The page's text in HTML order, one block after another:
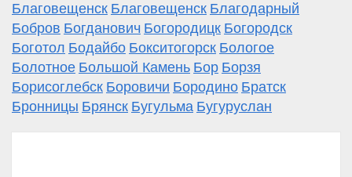
Благовещенск Благовещенск Благодарный
Бобров Богданович Богородицк Богородск
Боготол Бодайбо Бокситогорск Бологое
Болотное Большой Камень Бор Борзя
Борисоглебск Боровичи Бородино Братск
Бронницы Брянск Бугульма Бугуруслан